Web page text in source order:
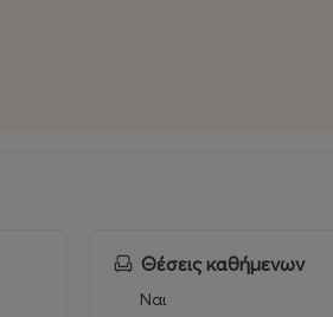
Θέσεις καθήμενων
Ναι